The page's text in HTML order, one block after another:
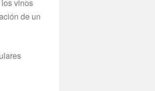
vinos
de un